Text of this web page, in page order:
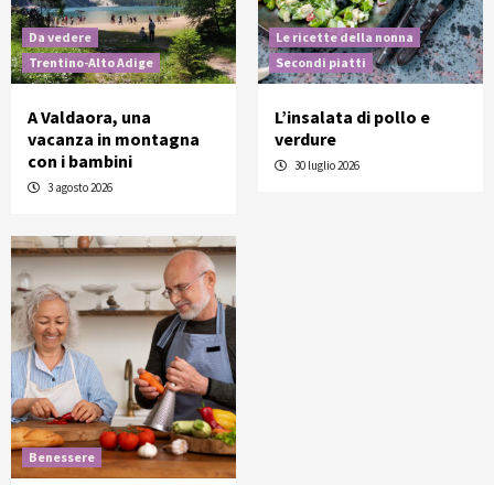
Da vedere
Trentino-Alto Adige
A Valdaora, una
vacanza in montagna
con i bambini
3 agosto 2026
Le ricette della nonna
Secondi piatti
L’insalata di pollo e
verdure
30 luglio 2026
Benessere